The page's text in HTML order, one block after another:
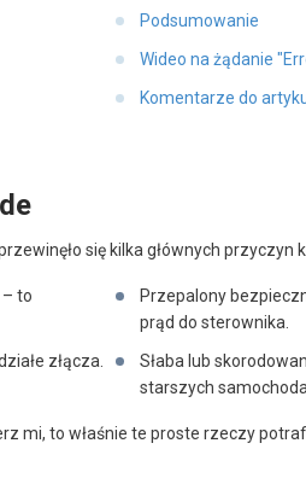
Podsumowanie
Wideo na żądanie
Komentarze do
się kilka głównych przyczyn
to
Przepalony
prąd do sterownika.
złącza.
Słaba lub
starszych
mi, to właśnie te proste rzeczy